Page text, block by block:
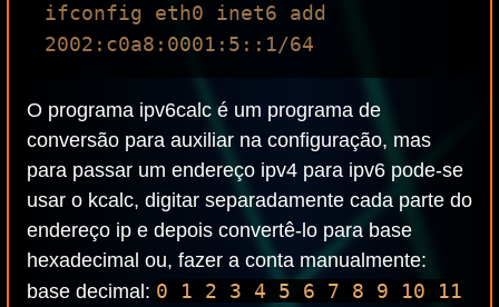
ifconfig eth0 inet6 add
O programa ipv6calc é um programa de
conversão para auxiliar na configuração, mas
para passar um endereço ipv4 para ipv6 pode-se
usar o kcalc, digitar separadamente cada parte do
endereço ip e depois convertê-lo para base
hexadecimal ou, fazer a conta manualmente:
base decimal: 0 1 2 3 4 5 6 7 8 9 10 11